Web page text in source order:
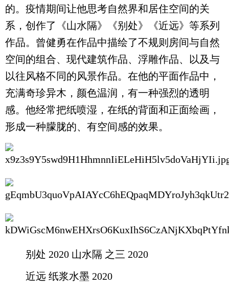
的。疫情期间让他思考自然界和居住空间的关
系，创作了《山水隔》《别处》《近远》等系列
作品。曾健勇在作品中描绘了不规则房间与自然
空间的组合、现代建筑作品、浮雕作品、以及与
以往风格不同的风景作品。在他的平面作品中，
充满奇珍异木，颜色温润，有一种强烈的透明
感。他经常把纸喷湿，在纸的背面和正面绘画，
形成一种朦胧的、有空间感的效果。
别处 2020 山水隔 之三 2020
近远 纸浆水墨 2020